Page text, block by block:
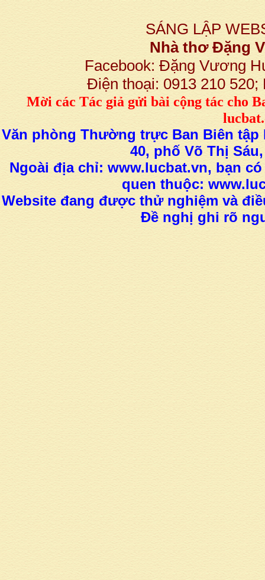
SÁNG LẬP
Nhà thơ Đặng
Facebook: Đặng Vương
Điện thoại: 0913 210
Mời các Tác giả gửi bàicộng tác cho
Văn phòng Thường trực Ban Biên tập
40, phố Võ Thị
Ngoài địa chỉ: www.lucbat.vn, bạn
quen thuộc:
Website đang được thử nghiệm và
Đề nghị ghi rõ